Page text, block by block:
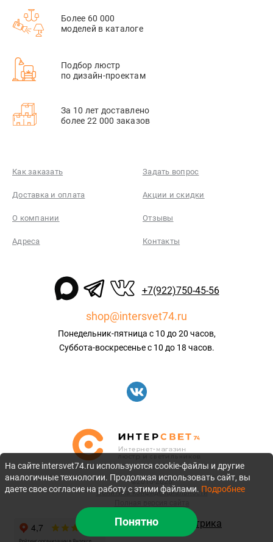
Более 60 000
моделей в каталоге
Подбор люстр
по дизайн-проектам
За 10 лет доставлено
более 22 000 заказов
Как заказать Задать вопрос
Доставка и оплата Акции и скидки
О компании Отзывы
Адреса Контакты
+7(922)750-45-56
shop@intersvet74.ru
Понедельник-пятница с 10 до 20 часов,
Суббота-воскресенье с 10 до 18 часов.
©2010-2026
Политика конфиденциальности
На сайте intersvet74.ru используются cookie-файлы и другие
аналогичные технологии. Продолжая использовать сайт, вы
даете свое согласие на работу с этими файлами. Подробнее
Понятно